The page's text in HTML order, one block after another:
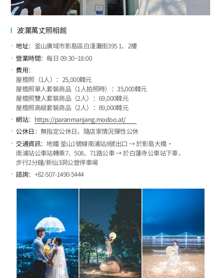
波瀾萬丈照相館
地址：釜山廣域市影島區白淺灘街395 1、2樓
營業時間：每日 09:30~18:00
費用：
屋檐照（1人）：25,000韓元
屋檐照單人套裝商品（1人拍照時）：35,000韓元
屋檐照雙人套裝商品（2人）：69,000韓元
屋檐照高級套裝商品（2人）：89,000韓元
網站： https://paranmanjang.modoo.at/
公休日 ：無指定公休日，隨店家情況彈性公休
交通資訊：地鐵 釜山1號線南浦站8號出口 → 於影島大橋‧
南浦站公車站轉乘7、508、71路公車 → 於白蓮寺公車站下車，
步行2分鐘/新仙3洞公營停車場
諮詢：+82-507-1490-5444